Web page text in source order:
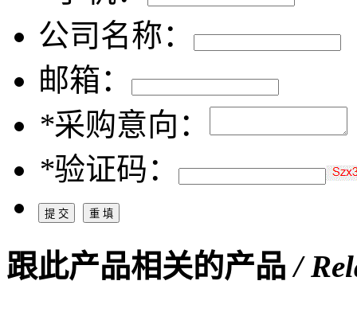
公司名称：
邮箱：
*采购意向：
*验证码：
跟此产品相关的产品/